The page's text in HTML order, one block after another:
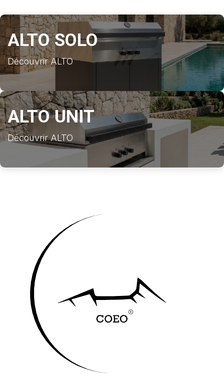
ALTO SOLO
Découvrir ALTO
ALTO UNIT
Découvrir ALTO